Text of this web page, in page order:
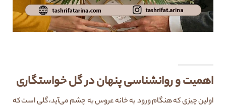
اهمیت و روانشناسی پنهان در گل خواستگاری
اولین چیزی که هنگام ورود به خانه عروس به چشم می‌آید، گلی است که